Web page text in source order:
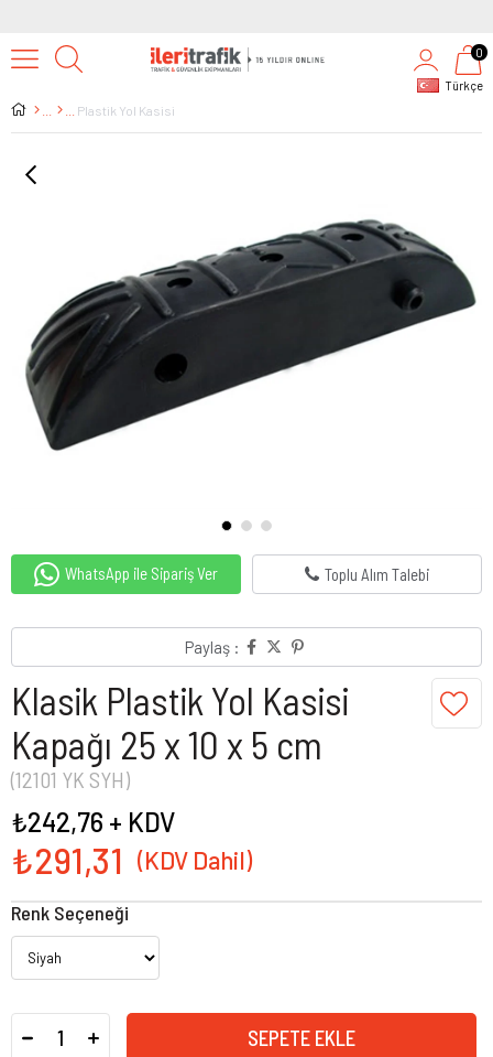
Türkçe
0
Plastik Yol Kasisi
WhatsApp ile Sipariş Ver Toplu Alım Talebi
Paylaş :
Klasik Plastik Yol Kasisi
Kapağı 25 x 10 x 5 cm
(12101 YK SYH)
₺291,31
₺242,76 + KDV
Renk Seçeneği